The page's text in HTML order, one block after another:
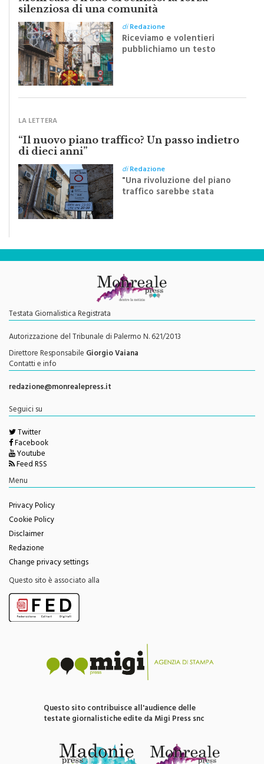
diRedazione
Riceviamo e volentieri
pubblichiamo un testo
inviato dalla scrittrice
monrealese Mariella
“Il nuovo piano traffico? Un passo indietro
di dieci anni”
"Una rivoluzione del piano
traffico sarebbe stata
efficace se preceduta da
una rivoluzione culturale"
Testata Giornalistica Registrata
Autorizzazione del Tribunale di Palermo N. 621/2013
Direttore ResponsabileGiorgio Vaiana
Contatti e info
redazione@monrealepress.it
Twitter
Facebook
Youtube
Feed RSS
Menu
Privacy Policy
Cookie Policy
Disclaimer
Redazione
Change privacy settings
Questo sito è associato alla
testate giornalistiche edite da Migi Press snc